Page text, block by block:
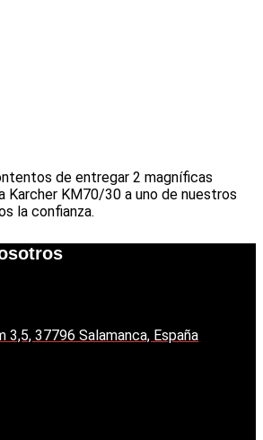
de entregar 2 magníficas
Karcher KM70/30 a uno de nuestros
la confianza.
3,5, 37796 Salamanca, España